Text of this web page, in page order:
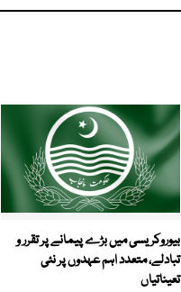
بیوروکریسی میں بڑے پیمانے پر تقرر و
تبادلے، متعدد اہم عہدوں پر نئی
تعیناتیاں